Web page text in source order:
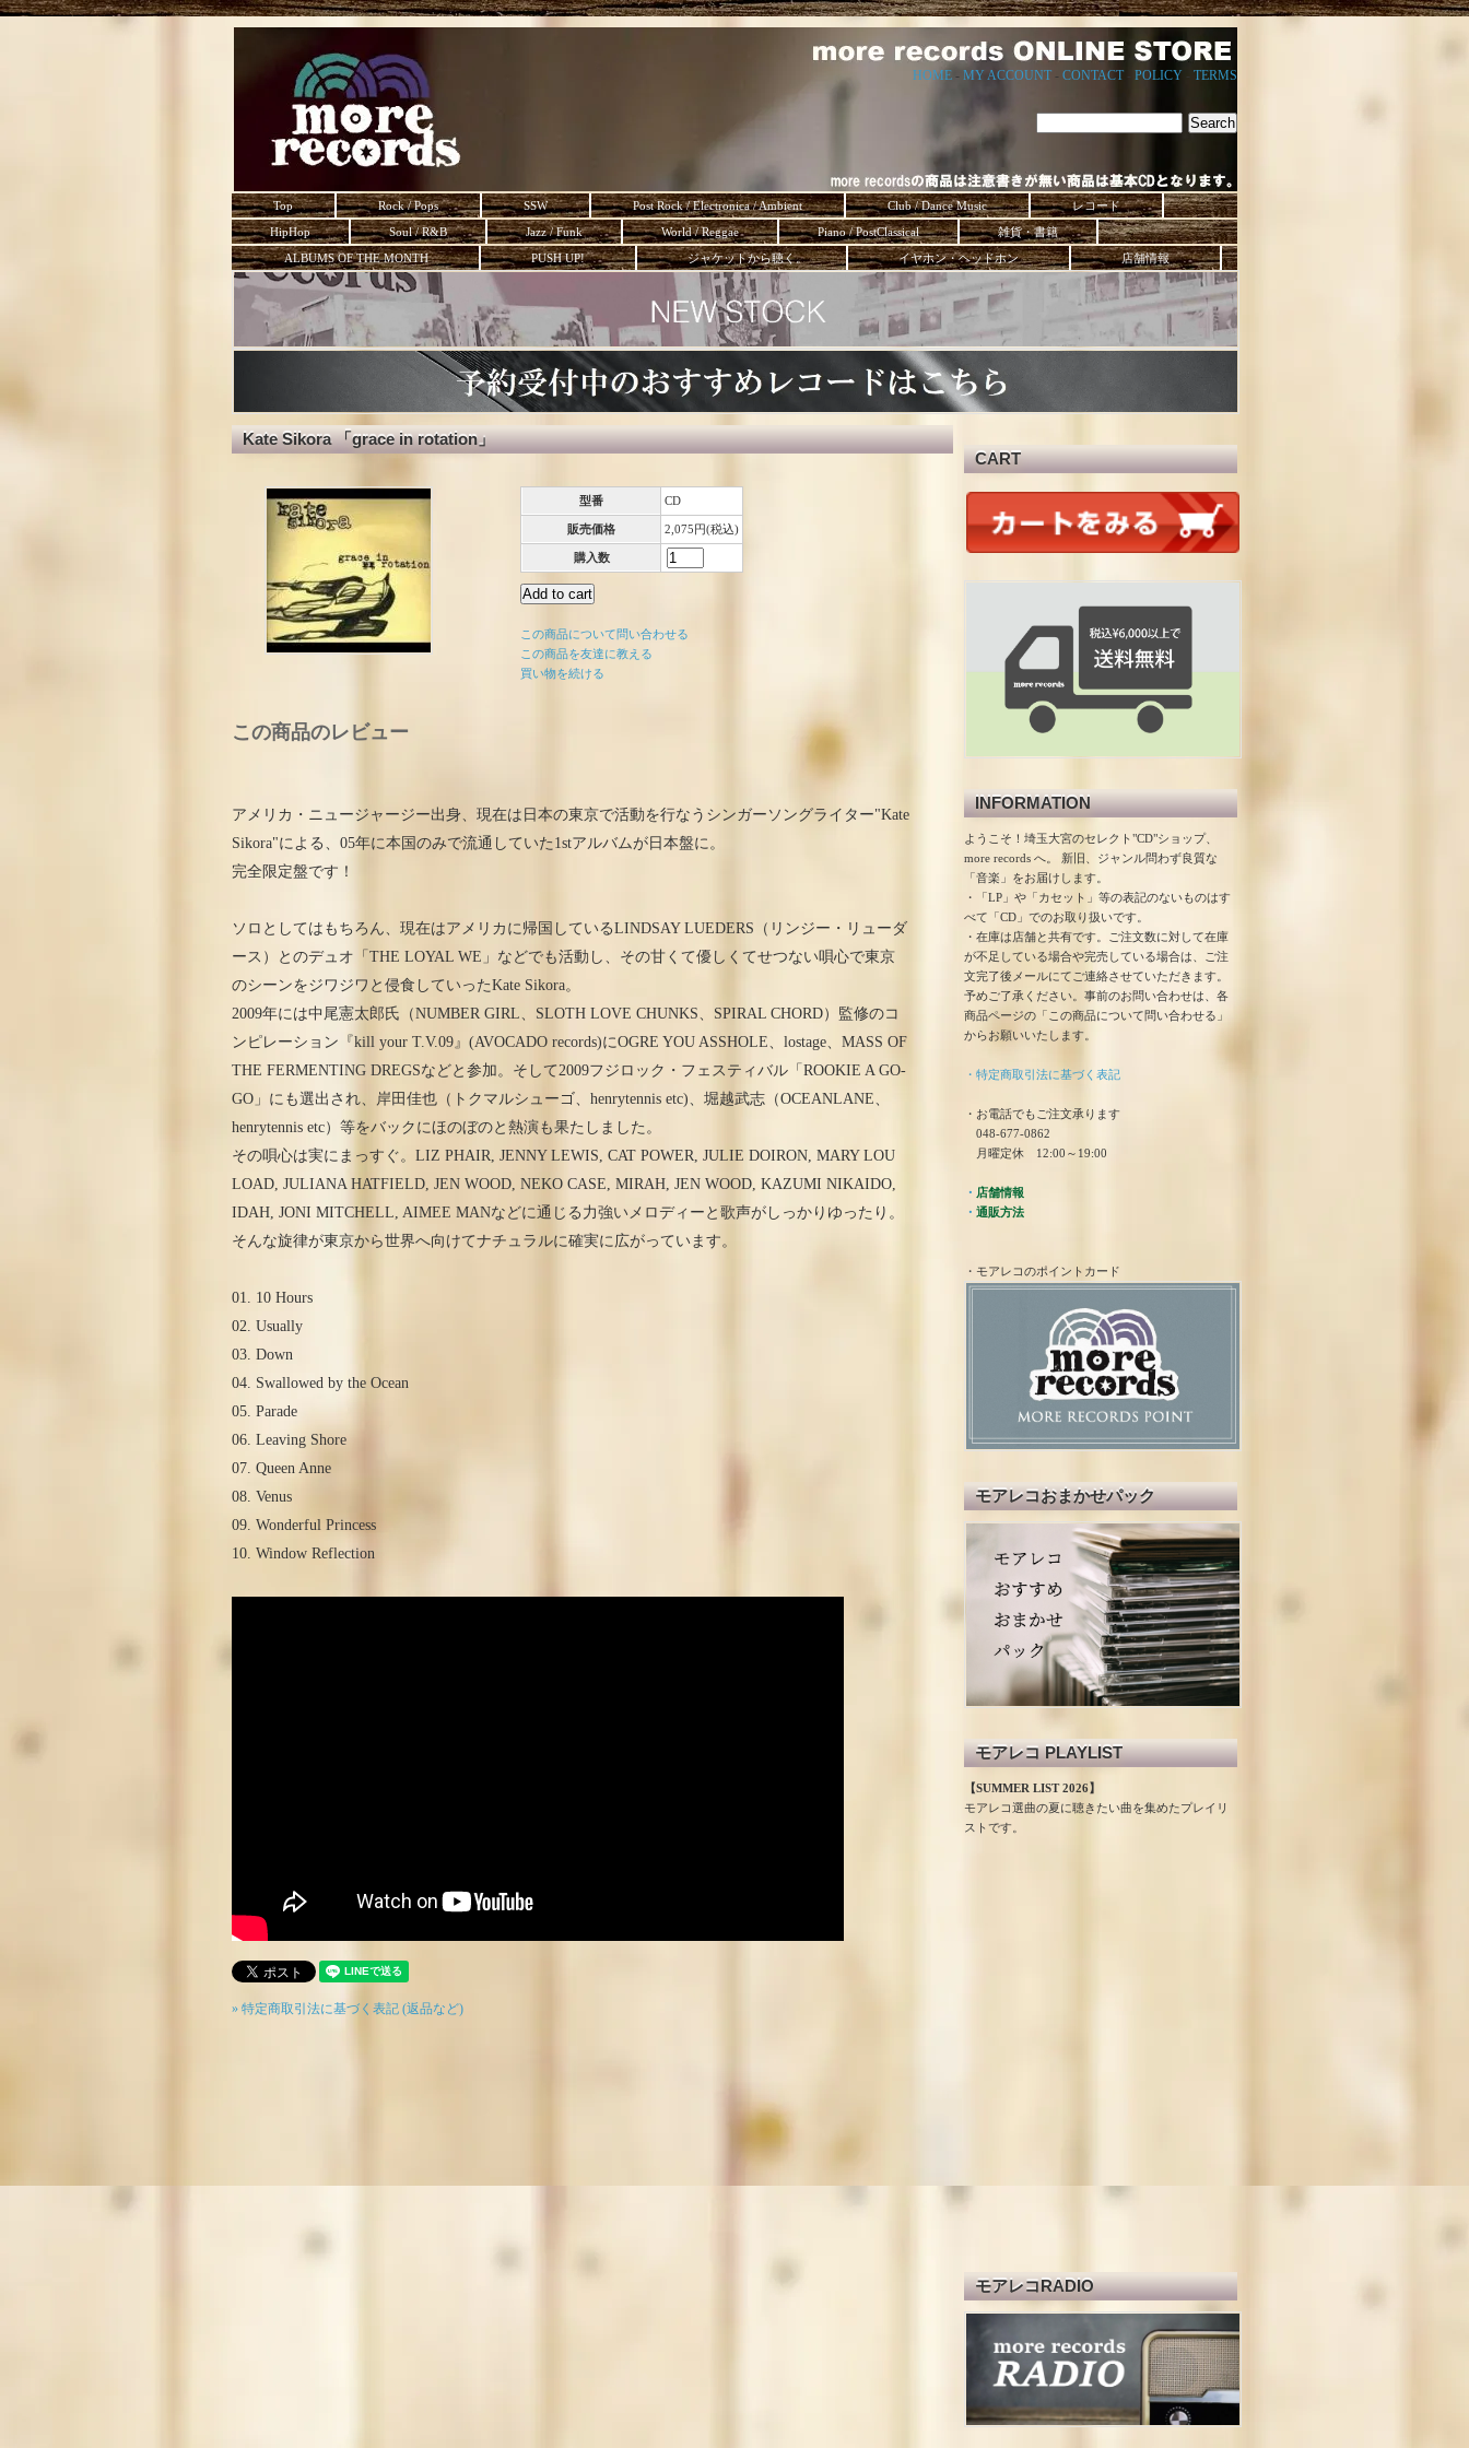
HOME - MY ACCOUNT - CONTACT- POLICY TERMS
Top Rock / Pops SSW Post Rock / Electronica / Ambient Club / Dance Music
レコード
HipHop
Soul / R&B Jazz / Funk World / Reggae Piano / PostClassical
雑貨・書籍
ALBUMS OF THE MONTH
PUSH UP! ジャケットから聴く。 イヤホン・ヘッドホン 店舗情報
Kate Sikora 「grace in rotation」
型番 CD
販売価格 2,075円(税込)
購入数
この商品について問い合わせる
この商品を友達に教える
買い物を続ける
この商品のレビュー
アメリカ・ニュージャージー出身、現在は日本の東京で活動を行なうシンガーソングライター"Kate
Sikora"による、05年に本国のみで流通していた1stアルバムが日本盤に。
完全限定盤です！
ソロとしてはもちろん、現在はアメリカに帰国しているLINDSAY LUEDERS（リンジー・リューダ
ース）とのデュオ「THE LOYAL WE」などでも活動し、その甘くて優しくてせつない唄心で東京
のシーンをジワジワと侵食していったKate Sikora。
2009年には中尾憲太郎氏（NUMBER GIRL、SLOTH LOVE CHUNKS、SPIRAL CHORD）監修のコ
ンピレーション『kill your T.V.09』(AVOCADO records)にOGRE YOU ASSHOLE、lostage、MASS OF
THE FERMENTING DREGSなどと参加。そして2009フジロック・フェスティバル「ROOKIE A GO-
GO」にも選出され、岸田佳也（トクマルシューゴ、henrytennis etc)、堀越武志（OCEANLANE、
henrytennis etc）等をバックにほのぼのと熱演も果たしました。
その唄心は実にまっすぐ。LIZ PHAIR, JENNY LEWIS, CAT POWER, JULIE DOIRON, MARY LOU
LOAD, JULIANA HATFIELD, JEN WOOD, NEKO CASE, MIRAH, JEN WOOD, KAZUMI NIKAIDO,
IDAH, JONI MITCHELL, AIMEE MANなどに通じる力強いメロディーと歌声がしっかりゆったり。
そんな旋律が東京から世界へ向けてナチュラルに確実に広がっています。
01. 10 Hours
02. Usually
03. Down
04. Swallowed by the Ocean
05. Parade
06. Leaving Shore
07. Queen Anne
08. Venus
09. Wonderful Princess
10. Window Reflection
» 特定商取引法に基づく表記 (返品など)
CART
INFORMATION
ようこそ！埼玉大宮のセレクト"CD"ショップ、
more records へ。 新旧、ジャンル問わず良質な
「音楽」をお届けします。
・「LP」や「カセット」等の表記のないものはす
べて「CD」でのお取り扱いです。
・在庫は店舗と共有です。ご注文数に対して在庫
が不足している場合や完売している場合は、ご注
文完了後メールにてご連絡させていただきます。
予めご了承ください。事前のお問い合わせは、各
商品ページの「この商品について問い合わせる」
からお願いいたします。
・特定商取引法に基づく表記
・お電話でもご注文承ります
048-677-0862
月曜定休 12:00～19:00
・ 店舗情報
・ 通販方法
・モアレコのポイントカード
モアレコおまかせパック
モアレコ PLAYLIST
【SUMMER LIST 2026】
モアレコ選曲の夏に聴きたい曲を集めたプレイリ
ストです。
モアレコRADIO